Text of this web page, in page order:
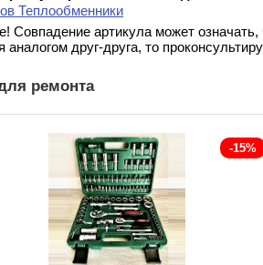
Теплообменники
Совпадение артикула может
аналогом друг-друга, то
ремонта
-15%